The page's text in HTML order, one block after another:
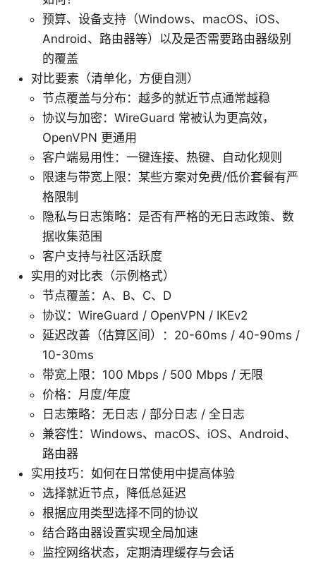
预算、设备支持（Windows、macOS、iOS、
Android、路由器等）以及是否需要路由器级别
的覆盖
对比要素（清单化，方便自测）
节点覆盖与分布：越多的就近节点通常越稳
协议与加密：WireGuard 常被认为更高效，
OpenVPN 更通用
客户端易用性：一键连接、热键、自动化规则
限速与带宽上限：某些方案对免费/低价套餐有严
格限制
隐私与日志策略：是否有严格的无日志政策、数
据收集范围
客户支持与社区活跃度
实用的对比表（示例格式）
节点覆盖：A、B、C、D
协议：WireGuard / OpenVPN / IKEv2
延迟改善（估算区间）：20-60ms / 40-90ms /
10-30ms
带宽上限：100 Mbps / 500 Mbps / 无限
价格：月度/年度
日志策略：无日志 / 部分日志 / 全日志
兼容性：Windows、macOS、iOS、Android、
路由器
实用技巧：如何在日常使用中提高体验
选择就近节点，降低总延迟
根据应用类型选择不同的协议
结合路由器设置实现全局加速
监控网络状态，定期清理缓存与会话